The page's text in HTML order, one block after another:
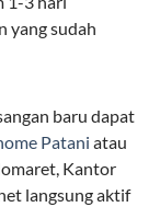
yang
adalah Paket
GB, Anda
keluarga
yang sudah
baru dapat
Patani atau
Kantor
langsung aktif